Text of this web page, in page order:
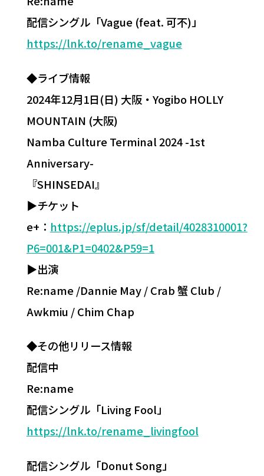
配信シングル「Vague (feat. 可不)」
https://lnk.to/rename_vague
◆ライブ情報
2024年12月1日(日) 大阪・Yogibo HOLLY
MOUNTAIN (大阪)
Namba Culture Terminal 2024 -1st
Anniversary-
『SHINSEDAI』
▶︎チケット
e+： https://eplus.jp/sf/detail/4028310001?
P6=001&P1=0402&P59=1
▶︎出演
Re:name /Dannie May / Crab 蟹 Club /
Awkmiu / Chim Chap
◆その他リリース情報
配信中
Re:name
配信シングル「Living Fool」
https://lnk.to/rename_livingfool
配信シングル「Donut Song」